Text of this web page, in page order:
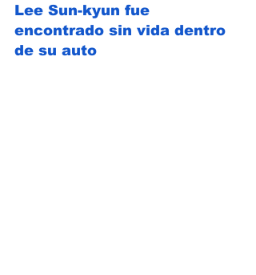
Lee Sun-kyun fue
encontrado sin vida dentro
de su auto